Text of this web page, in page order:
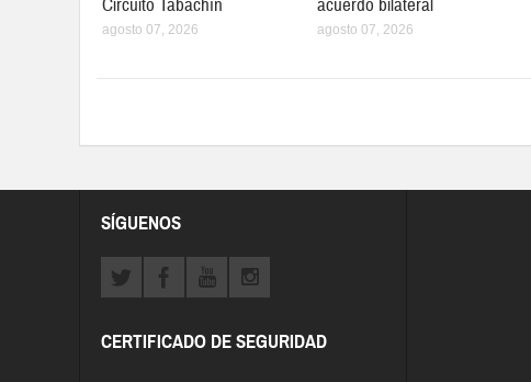
Circuito Tabachín
agosto 07, 2026
acuerdo bilateral
agosto 07, 2026
SÍGUENOS
CERTIFICADO DE SEGURIDAD